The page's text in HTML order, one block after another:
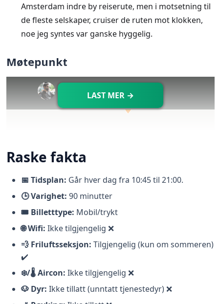
Amsterdam indre by reiserute, men i motsetning til
de fleste selskaper, cruiser de ruten mot klokken,
noe jeg syntes var ganske hyggelig.
Møtepunkt
🗺️ Nær Rijksmuseum:Museumbrug 2, 1073 AX
Amsterdam, Nederland
🗺️ Nær sentralstasjonen:Prins Hendrikkade 33b,
1012 TM Amsterdam, Nederland
LAST MER →
Raske fakta
📅 Tidsplan: Går hver dag fra 10:45 til 21:00.
🕒 Varighet: 90 minutter
🎟️ Billetttype: Mobil/trykt
🌐 Wifi: Ikke tilgjengelig ❌
💨 Friluftsseksjon: Tilgjengelig (kun om sommeren)
✔️
❄️/🌡️ Aircon: Ikke tilgjengelig ❌
🐶 Dyr: Ikke tillatt (unntatt tjenestedyr) ❌